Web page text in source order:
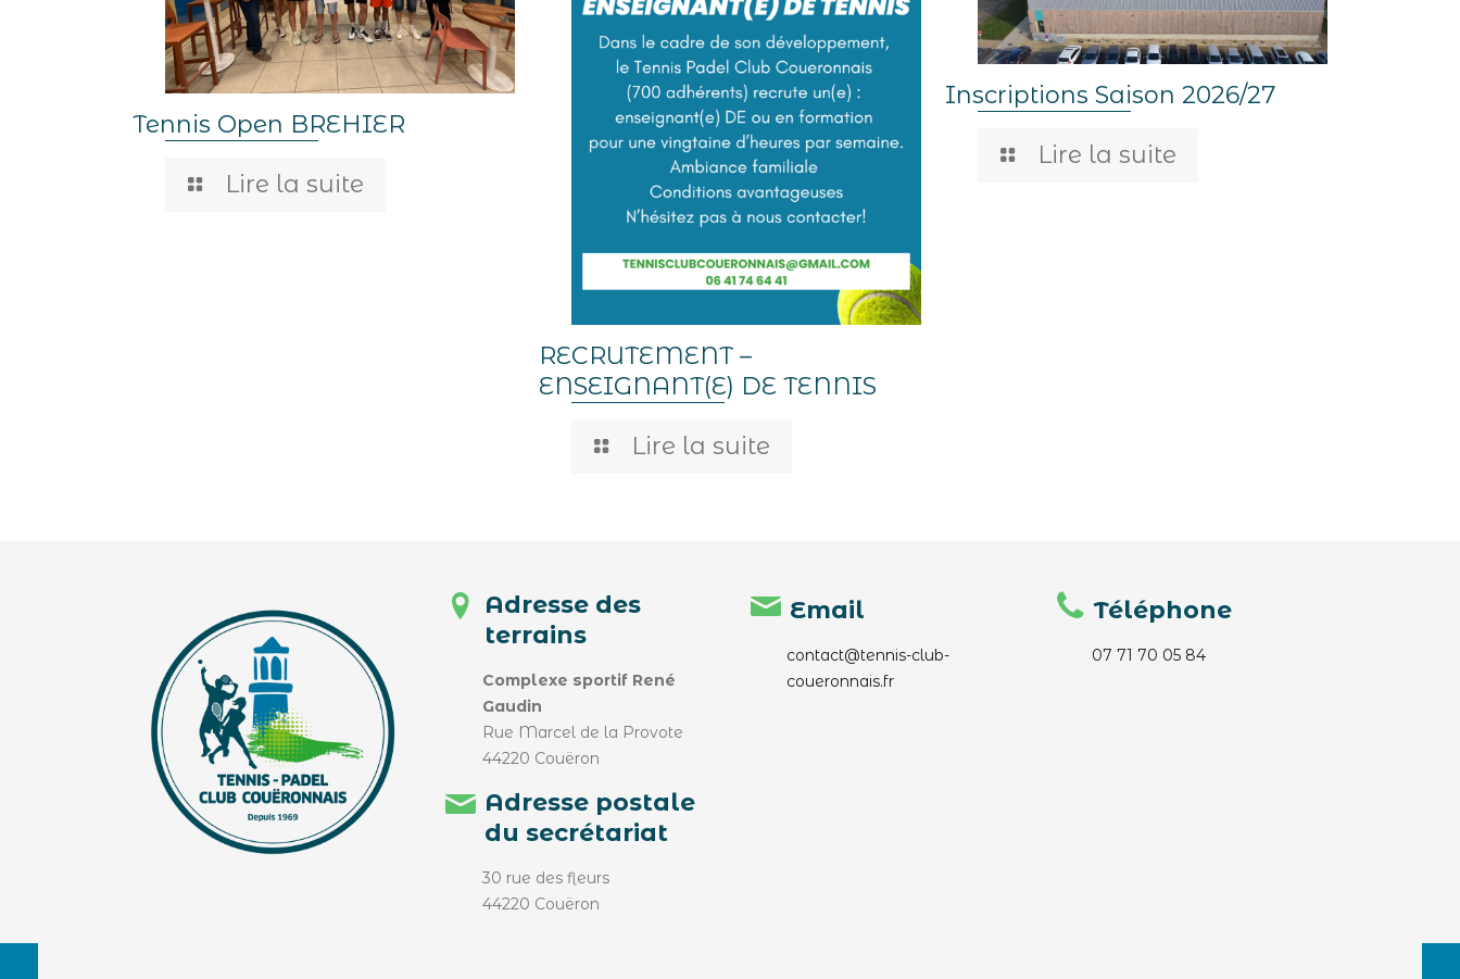
Tennis Open BREHIER
Lire la suite
RECRUTEMENT –
ENSEIGNANT(E) DE TENNIS
Lire la suite
Inscriptions Saison 2026/27
Lire la suite
Adresse des
terrains
Complexe sportif René
Gaudin
Rue Marcel de la Provote
44220 Couëron
Adresse postale
du secrétariat
30 rue des fleurs
44220 Couëron
Email
contact@tennis-club-
coueronnais.fr
Téléphone
07 71 70 05 84